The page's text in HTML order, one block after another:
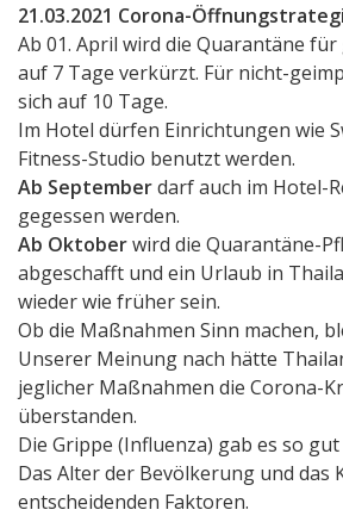
21.03.2021 Corona-
Ab 01. April wird die Quarantäne
auf 7 Tage verkürzt. Für nicht-
sich auf 10 Tage.
Im Hotel dürfen Einrichtungen wie
Fitness-Studio benutzt werden.
Ab Septemberdarf auch im Hotel-
gegessen werden.
Ab Oktoberwird die Quarantäne-
abgeschafft und ein Urlaub in
wieder wie früher sein.
Ob die Maßnahmen Sinn machen,
Unserer Meinung nach hätte
jeglicher Maßnahmen die Corona-
überstanden.
Die Grippe (Influenza) gab es so
Das Alter der Bevölkerung und das
entscheidenden Faktoren.